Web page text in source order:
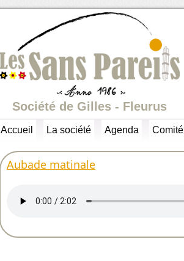
Société de Gilles - Fleurus
Accueil La société Agenda Comité
Aubade matinale